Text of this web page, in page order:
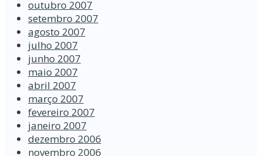
outubro 2007
setembro 2007
agosto 2007
julho 2007
junho 2007
maio 2007
abril 2007
março 2007
fevereiro 2007
janeiro 2007
dezembro 2006
novembro 2006